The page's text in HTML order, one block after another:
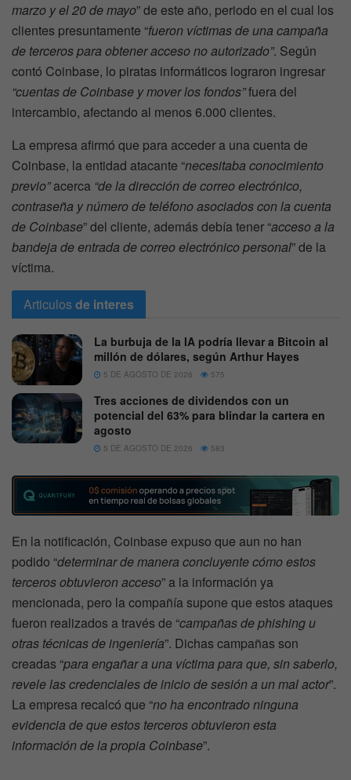
marzo y el 20 de mayo” de este año, periodo en el cual los
clientes presuntamente “fueron víctimas de una campaña
de terceros para obtener acceso no autorizado”. Según
contó Coinbase, lo piratas informáticos lograron ingresar
“cuentas de Coinbase y mover los fondos”fuera del
intercambio, afectando al menos 6.000 clientes.
La empresa afirmó que para acceder a una cuenta de
Coinbase, la entidad atacante “necesitaba conocimiento
previo”acerca “de la dirección de correo electrónico,
contraseña y número de teléfono asociados con la cuenta
de Coinbase” del cliente, además debía tener “acceso a la
bandeja de entrada de correo electrónico personal” de la
víctima.
Articulosde interes
La burbuja de la IA podría llevar a Bitcoin al
millón de dólares, según Arthur Hayes
5 DE AGOSTO DE 2026 575
Tres acciones de dividendos con un
potencial del 63% para blindar la cartera en
agosto
5 DE AGOSTO DE 2026 583
En la notificación, Coinbase expuso que aun no han
podido “determinar de manera concluyente cómo estos
terceros obtuvieron acceso” a la información ya
mencionada, pero la compañía supone que estos ataques
fueron realizados a través de “campañas de phishing u
otras técnicas de ingeniería”. Dichas campañas son
creadas “para engañar a una víctima para que, sin saberlo,
revele las credenciales de inicio de sesión a un mal actor”.
La empresa recalcó que “no ha encontrado ninguna
evidencia de que estos terceros obtuvieron esta
información de la propia Coinbase”.